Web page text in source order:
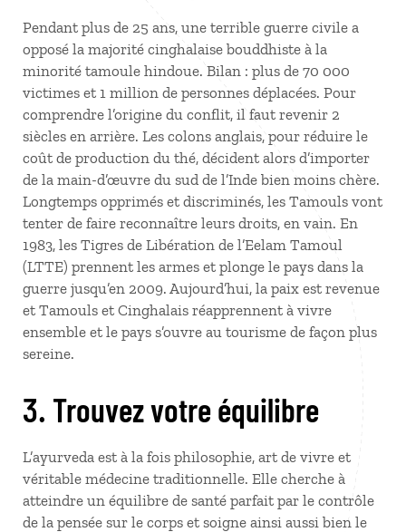
Pendant plus de 25 ans, une terrible guerre civile a
opposé la majorité cinghalaise bouddhiste à la
minorité tamoule hindoue. Bilan : plus de 70 000
victimes et 1 million de personnes déplacées. Pour
comprendre l’origine du conflit, il faut revenir 2
siècles en arrière. Les colons anglais, pour réduire le
coût de production du thé, décident alors d’importer
de la main-d’œuvre du sud de l’Inde bien moins chère.
Longtemps opprimés et discriminés, les Tamouls vont
tenter de faire reconnaître leurs droits, en vain. En
1983, les Tigres de Libération de l’Eelam Tamoul
(LTTE) prennent les armes et plonge le pays dans la
guerre jusqu’en 2009. Aujourd’hui, la paix est revenue
et Tamouls et Cinghalais réapprennent à vivre
ensemble et le pays s’ouvre au tourisme de façon plus
sereine.
3. Trouvez votre équilibre
L’ayurveda est à la fois philosophie, art de vivre et
véritable médecine traditionnelle. Elle cherche à
atteindre un équilibre de santé parfait par le contrôle
de la pensée sur le corps et soigne ainsi aussi bien le